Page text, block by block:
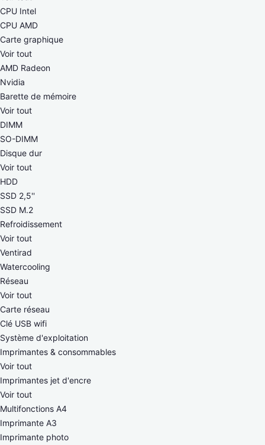
CPU Intel
CPU AMD
Carte graphique
Voir tout
AMD Radeon
Nvidia
Barette de mémoire
Voir tout
DIMM
SO-DIMM
Disque dur
Voir tout
HDD
SSD 2,5''
SSD M.2
Refroidissement
Voir tout
Ventirad
Watercooling
Réseau
Voir tout
Carte réseau
Clé USB wifi
Système d'exploitation
Imprimantes & consommables
Voir tout
Imprimantes jet d'encre
Voir tout
Multifonctions A4
Imprimante A3
Imprimante photo